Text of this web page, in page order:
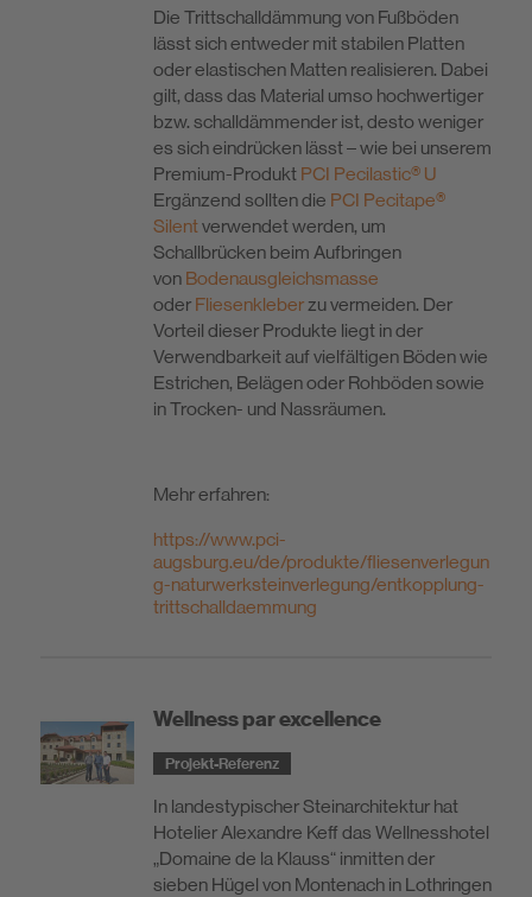
Die Trittschalldämmung von Fußböden
lässt sich entweder mit stabilen Platten
oder elastischen Matten realisieren. Dabei
gilt, dass das Material umso hochwertiger
bzw. schalldämmender ist, desto weniger
es sich eindrücken lässt – wie bei unserem
Premium-Produkt PCI Pecilastic® U
Ergänzend sollten die PCI Pecitape®
Silentverwendet werden, um
Schallbrücken beim Aufbringen
von Bodenausgleichsmasse
oder Fliesenkleberzu vermeiden. Der
Vorteil dieser Produkte liegt in der
Verwendbarkeit auf vielfältigen Böden wie
Estrichen, Belägen oder Rohböden sowie
in Trocken- und Nassräumen.
Mehr erfahren:
https://www.pci-
augsburg.eu/de/produkte/fliesenverlegun
g-naturwerksteinverlegung/entkopplung-
trittschalldaemmung
Wellness par excellence
Projekt-Referenz
In landestypischer Steinarchitektur hat
Hotelier Alexandre Keff das Wellnesshotel
„Domaine de la Klauss“ inmitten der
sieben Hügel von Montenach in Lothringen